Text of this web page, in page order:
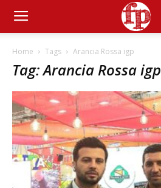
Home Tags Arancia Rossa igp
Tag: Arancia Rossa igp